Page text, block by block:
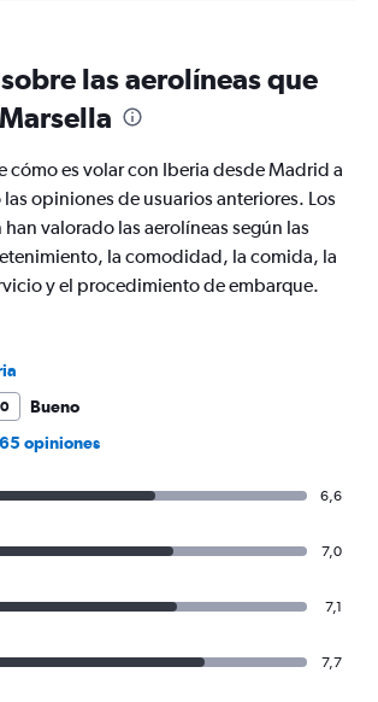
las aerolíneas que
cómo es volar con Iberia desde Madrid a
opiniones de usuarios anteriores. Los
valorado las aerolíneas según las
la comodidad, la comida, la
y el procedimiento de embarque.
Bueno
opiniones
6,6
7,0
7,1
7,7